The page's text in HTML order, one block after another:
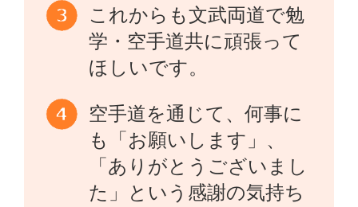
これからも文武両道で勉
学・空手道共に頑張って
ほしいです。
空手道を通じて、何事に
も「お願いします」、
「ありがとうございまし
た」という感謝の気持ち